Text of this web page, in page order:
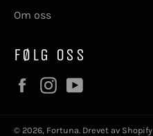
Om oss
FØLG OSS
FacebookInstagram
© 2026, Fortuna . Drevet av Shopify